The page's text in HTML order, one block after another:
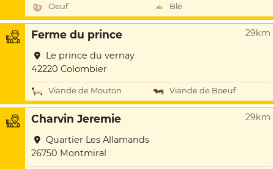
Oeuf
Blé
Ferme du prince 29km
Le prince du vernay
42220 Colombier
Viande de Mouton Viande de Boeuf
Charvin Jeremie 29km
Quartier Les Allamands
26750 Montmiral